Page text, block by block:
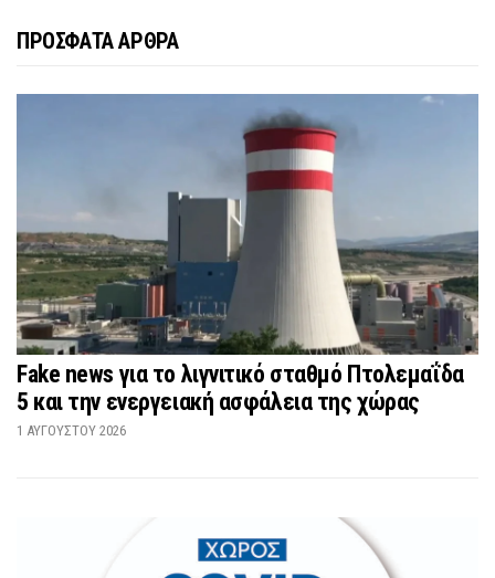
ΠΡΟΣΦΑΤΑ ΑΡΘΡΑ
Fake news για το λιγνιτικό σταθμό Πτολεμαΐδα
5 και την ενεργειακή ασφάλεια της χώρας
1 ΑΥΓΟΎΣΤΟΥ 2026